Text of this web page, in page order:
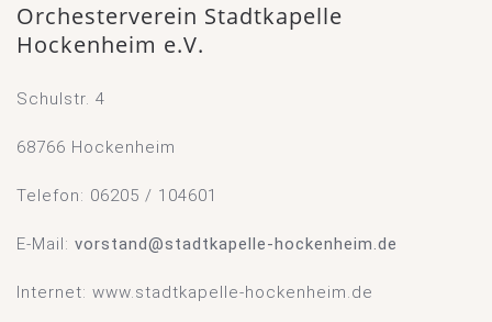
Orchesterverein Stadtkapelle
Hockenheim e.V.
Schulstr. 4
68766 Hockenheim
Telefon: 06205 / 104601
E-Mail: vorstand@stadtkapelle-hockenheim.de
Internet: www.stadtkapelle-hockenheim.de